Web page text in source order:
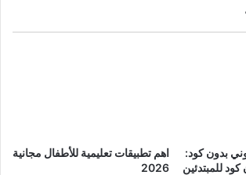
بدون كود:
كود للمبتدئين
اهم تطبيقات تعليمية للأطفال مجانية
2026